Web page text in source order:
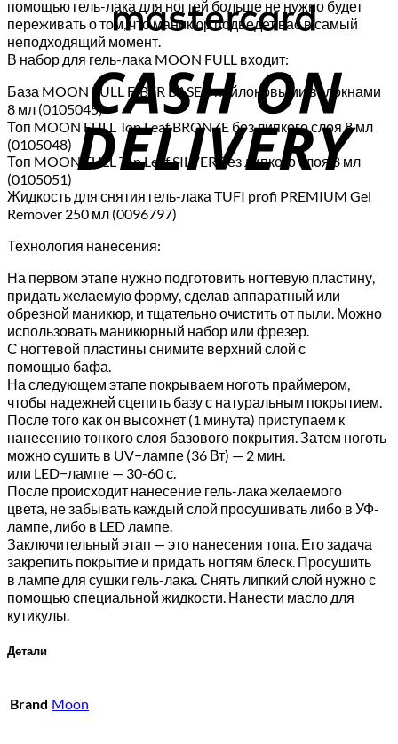
помощью гель-лака для ногтей больше не нужно будет
переживать о том, что маникюр подведет вас в самый
неподходящий момент.
В набор для гель-лака MOON FULL входит:
База MOON FULL FIBER BASE с нейлоновыми волокнами
8 мл (0105045)
Топ MOON FULL Top Leaf BRONZE без липкого слоя 8 мл
(0105048)
Топ MOON FULL Top Leaf SILVER без липкого слоя 8 мл
(0105051)
Жидкость для снятия гель-лака TUFI profi PREMIUM Gel
Remover 250 мл (0096797)
Технология нанесения:
На первом этапе нужно подготовить ногтевую пластину,
придать желаемую форму, сделав аппаратный или
обрезной маникюр, и тщательно очистить от пыли. Можно
использовать маникюрный набор или фрезер.
С ногтевой пластины снимите верхний слой с
помощью бафа.
На следующем этапе покрываем ноготь праймером,
чтобы надежней сцепить базу с натуральным покрытием.
После того как он высохнет (1 минута) приступаем к
нанесению тонкого слоя базового покрытия. Затем ноготь
можно сушить в UV−лампе (36 Вт) — 2 мин.
или LED−лампе — 30-60 с.
После происходит нанесение гель-лака желаемого
цвета, не забывать каждый слой просушивать либо в УФ-
лампе, либо в LED лампе.
Заключительный этап — это нанесения топа. Его задача
закрепить покрытие и придать ногтям блеск. Просушить
в лампе для сушки гель-лака. Снять липкий слой нужно с
помощью специальной жидкости. Нанести масло для
кутикулы.
Детали
Brand Moon